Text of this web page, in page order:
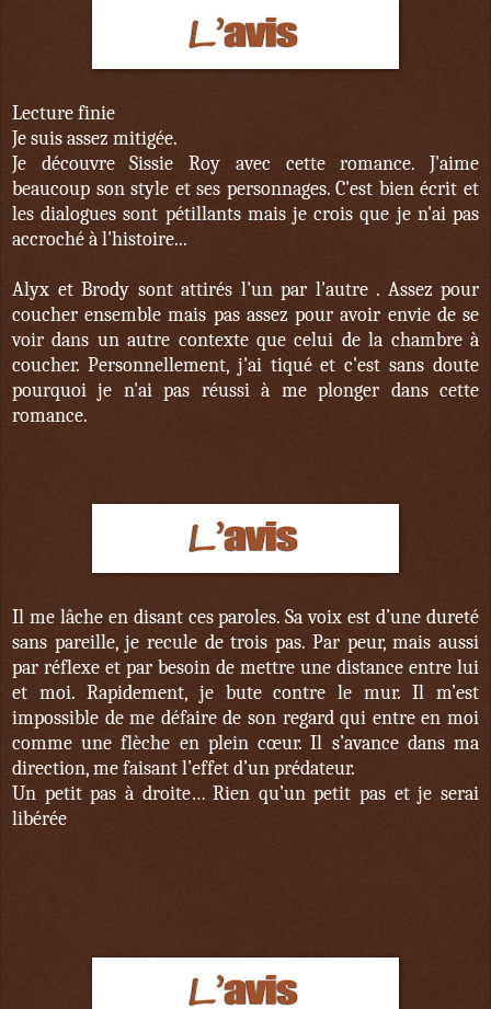
Lecture finie
Je suis assez mitigée.
Je découvre Sissie Roy avec cette romance. J'aime
beaucoup son style et ses personnages. C'est bien écrit et
les dialogues sont pétillants mais je crois que je n'ai pas
accroché à l'histoire...
Alyx et Brody sont attirés l'un par l'autre . Assez pour
coucher ensemble mais pas assez pour avoir envie de se
voir dans un autre contexte que celui de la chambre à
coucher. Personnellement, j'ai tiqué et c'est sans doute
pourquoi je n'ai pas réussi à me plonger dans cette
romance.
Il me lâche en disant ces paroles. Sa voix est d’une dureté
sans pareille, je recule de trois pas. Par peur, mais aussi
par réflexe et par besoin de mettre une distance entre lui
et moi. Rapidement, je bute contre le mur. Il m’est
impossible de me défaire de son regard qui entre en moi
comme une flèche en plein cœur. Il s’avance dans ma
direction, me faisant l’effet d’un prédateur.
Un petit pas à droite… Rien qu’un petit pas et je serai
libérée